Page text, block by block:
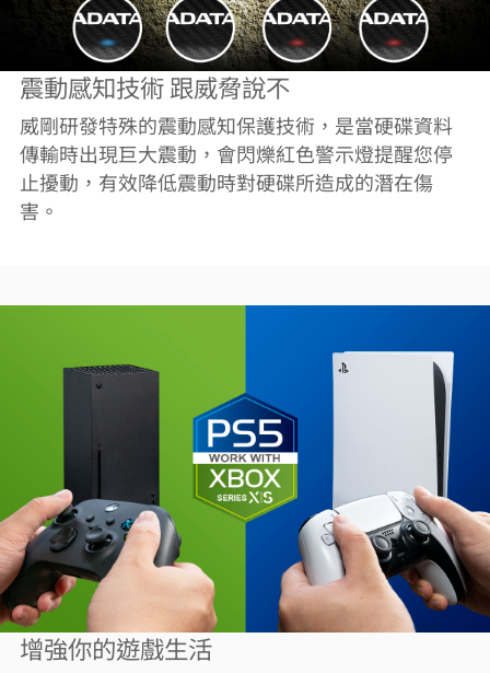
震動感知技術 跟威脅說不
威剛研發特殊的震動感知保護技術，是當硬碟資料
傳輸時出現巨大震動，會閃爍紅色警示燈提醒您停
止擾動，有效降低震動時對硬碟所造成的潛在傷
害。
增強你的遊戲生活